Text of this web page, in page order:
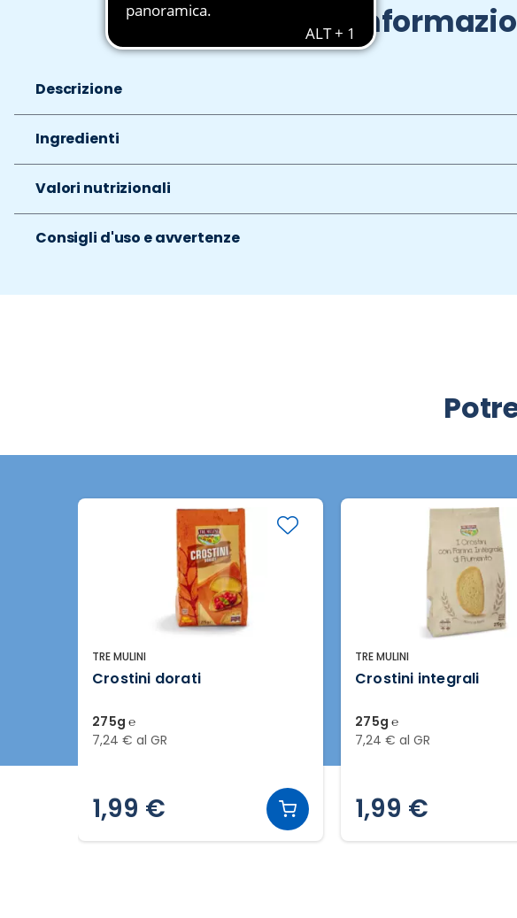
Descrizione
Ingredienti
Valori nutrizionali
Consigli d'uso e avvertenze
TRE MULINI
Crostini dorati
275g ℮
7,24 € al GR
1,99 €
TRE MULINI
Crostini integrali
275g ℮
7,24 € al GR
1,99 €